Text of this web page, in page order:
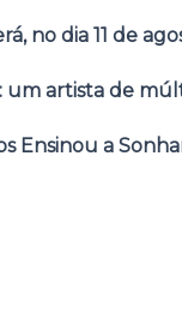
no dia 11 de
um artista de
Ensinou a